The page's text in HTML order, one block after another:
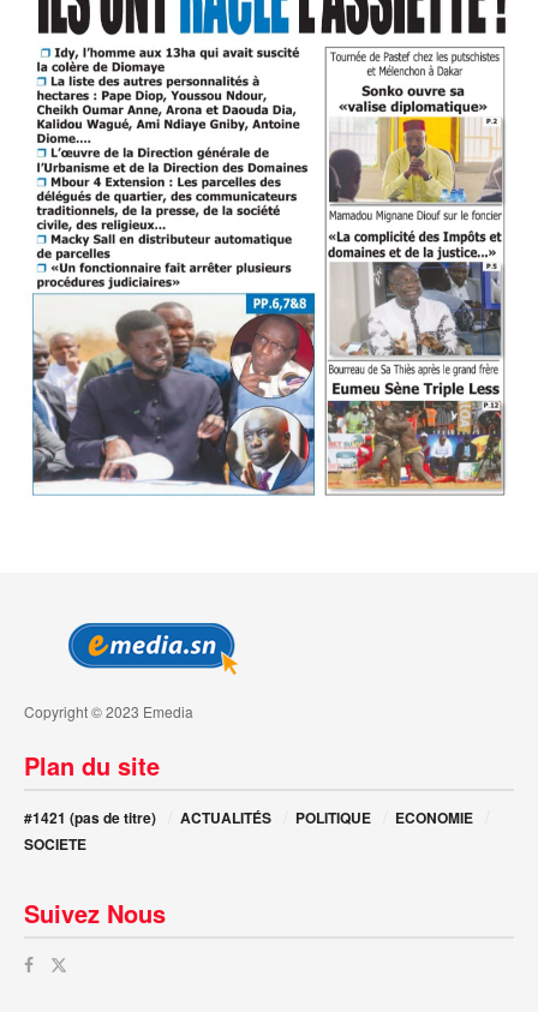
Copyright © 2023 Emedia
Plan du site
#1421 (pas de titre) ACTUALITÉS POLITIQUE
ECONOMIE
SOCIETE
Suivez Nous